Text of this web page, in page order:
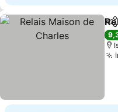
Jaa